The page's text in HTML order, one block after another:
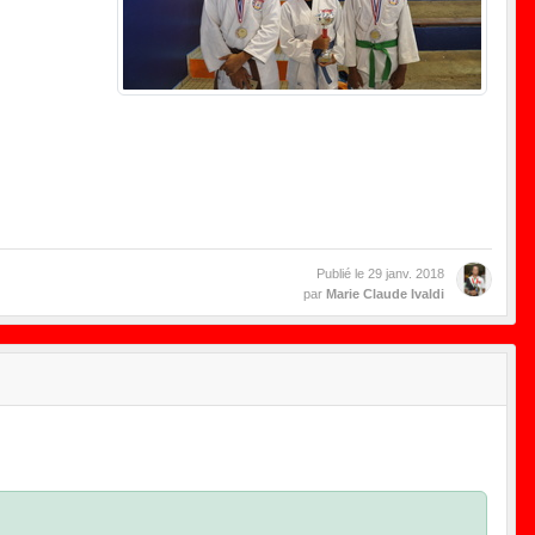
Publié le 29 janv. 2018
par Marie Claude Ivaldi